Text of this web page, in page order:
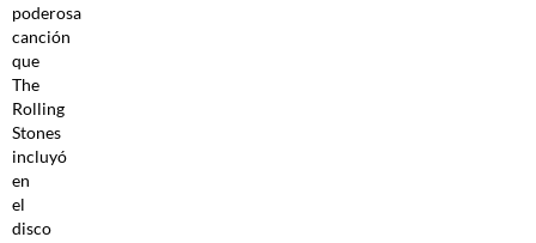
poderosa
canción
que
The
Rolling
Stones
incluyó
en
el
disco